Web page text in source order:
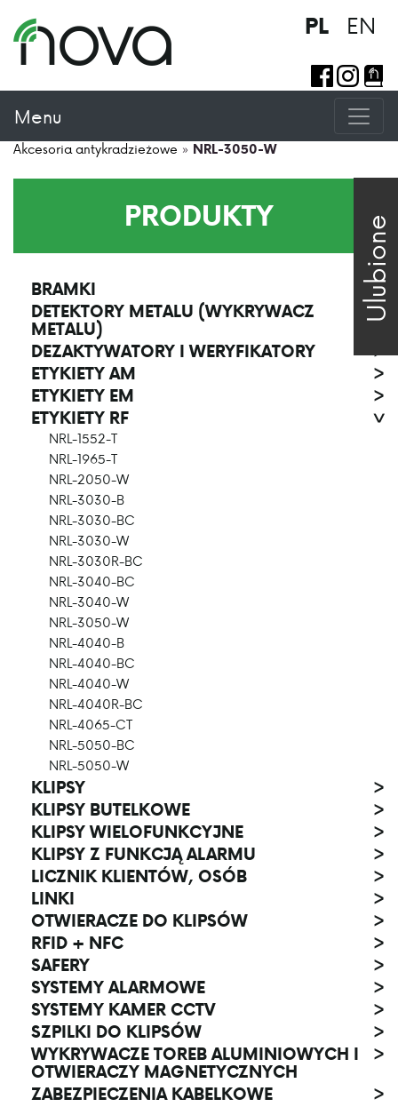
Ulubione
PL EN
Menu
Akcesoria antykradzieżowe » NRL-3050-W
PRODUKTY
BRAMKI
>
DETEKTORY METALU (WYKRYWACZ
METALU)
>
DEZAKTYWATORY I WERYFIKATORY
>
ETYKIETY AM
>
ETYKIETY EM
>
ETYKIETY RF
>
NRL-1552-T
NRL-1965-T
NRL-2050-W
NRL-3030-B
NRL-3030-BC
NRL-3030-W
NRL-3030R-BC
NRL-3040-BC
NRL-3040-W
NRL-3050-W
NRL-4040-B
NRL-4040-BC
NRL-4040-W
NRL-4040R-BC
NRL-4065-CT
NRL-5050-BC
NRL-5050-W
KLIPSY
>
KLIPSY BUTELKOWE
>
KLIPSY WIELOFUNKCYJNE
>
KLIPSY Z FUNKCJĄ ALARMU
>
LICZNIK KLIENTÓW, OSÓB
>
LINKI
>
OTWIERACZE DO KLIPSÓW
>
RFID + NFC
>
SAFERY
>
SYSTEMY ALARMOWE
>
SYSTEMY KAMER CCTV
>
SZPILKI DO KLIPSÓW
>
WYKRYWACZE TOREB ALUMINIOWYCH I
OTWIERACZY MAGNETYCZNYCH
>
ZABEZPIECZENIA KABELKOWE
>